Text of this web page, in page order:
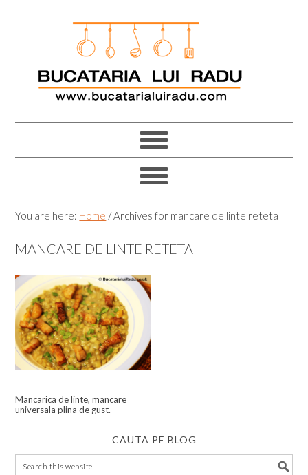
You are here: Home /Archives for mancare de linte reteta
MANCARE DE LINTE RETETA
Mancarica de linte, mancare
universala plina de gust.
CAUTA PE BLOG